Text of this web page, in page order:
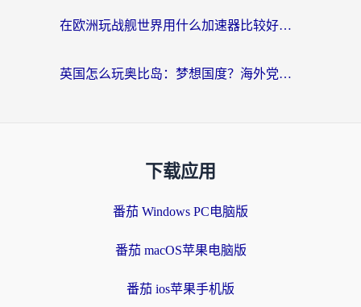
在欧洲玩战舰世界用什么加速器比较好用？老玩家亲测有效的低延迟方案
英国怎么玩奥比岛：梦想国度？海外党不卡攻略+加速器选择秘籍
下载应用
番茄 Windows PC电脑版
番茄 macOS苹果电脑版
番茄 ios苹果手机版